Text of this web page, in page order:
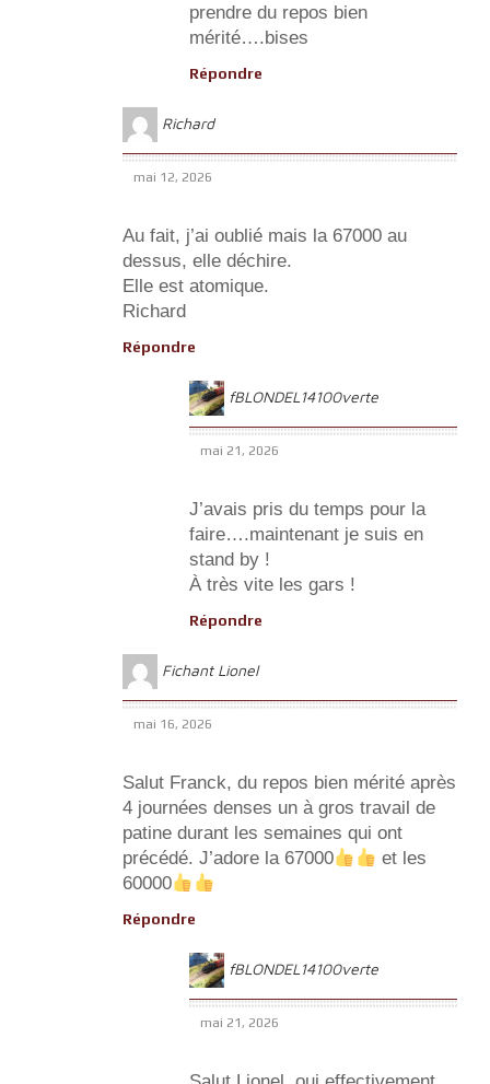
prendre du repos bien
mérité….bises
Répondre
Richard
mai 12, 2026
Au fait, j’ai oublié mais la 67000 au
dessus, elle déchire.
Elle est atomique.
Richard
Répondre
fBLONDEL14100verte
mai 21, 2026
J’avais pris du temps pour la
faire….maintenant je suis en
stand by !
À très vite les gars !
Répondre
Fichant Lionel
mai 16, 2026
Salut Franck, du repos bien mérité après
4 journées denses un à gros travail de
patine durant les semaines qui ont
précédé. J’adore la 67000
et les
60000
Répondre
fBLONDEL14100verte
mai 21, 2026